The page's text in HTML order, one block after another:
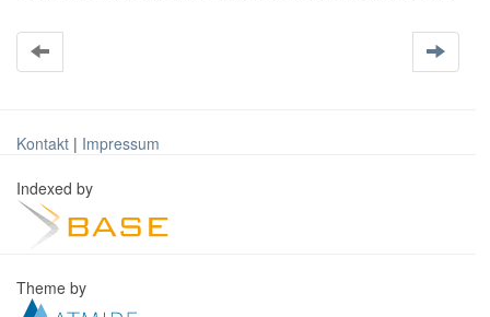
Kontakt | Impressum
Indexed by
Theme by